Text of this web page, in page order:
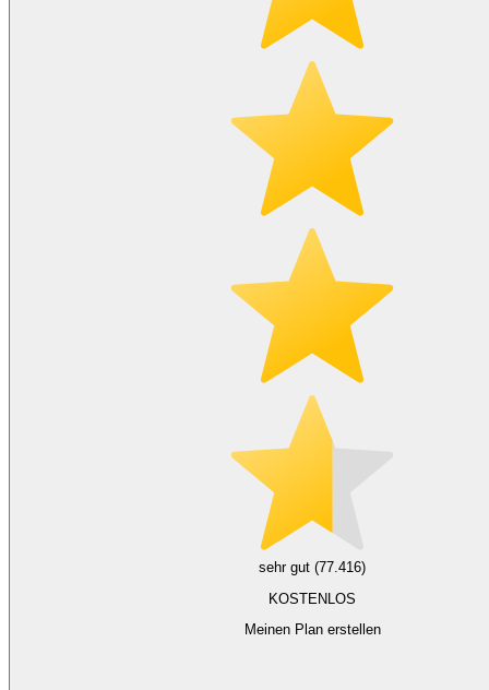
sehr gut (77.416)
KOSTENLOS
Meinen Plan erstellen